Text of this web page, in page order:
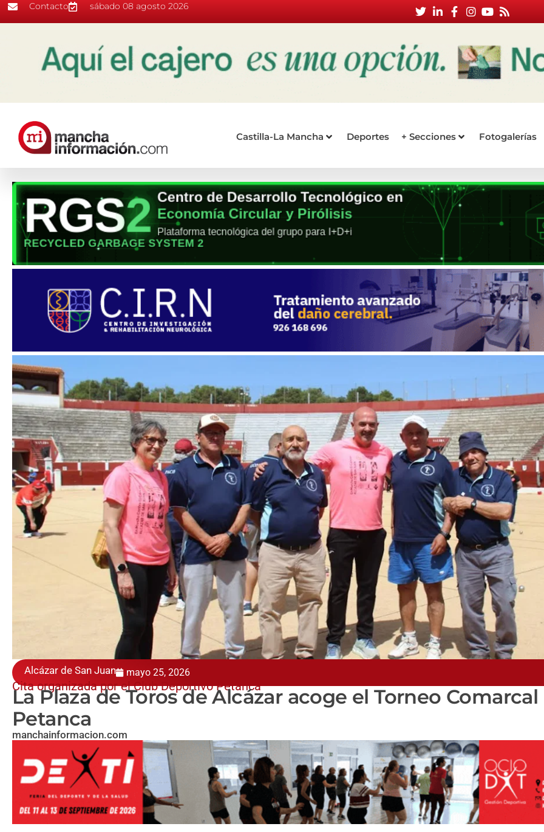
Contacto sábado 08 agosto 2026
Castilla-La Mancha Deportes + Secciones Fotogalerías
Alcázar de San Juan mayo 25, 2026
Cita organizada por el Club Deportivo Petanca
La Plaza de Toros de Alcázar acoge el Torneo Comarcal
Petanca
manchainformacion.com